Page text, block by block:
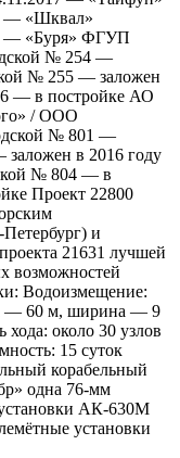
— «Шквал»
— «Буря» ФГУП
№ 254 —
№ 255 — заложен
— в постройке АО
/ ООО
№ 801 —
в 2016 году
№ 804 — в
Проект 22800
и
21631 лучшей
возможностей
Водоизмещение:
— 60 м, ширина — 9
около 30 узлов
15 суток
корабельный
одна 76-мм
АК-630М
установки